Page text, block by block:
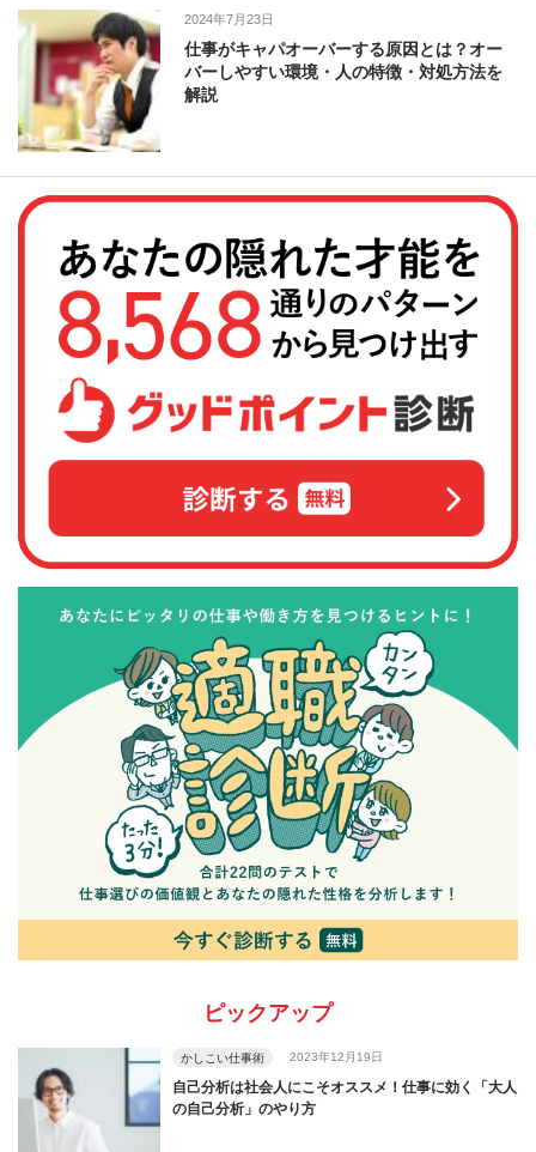
2024年7月23日
仕事がキャパオーバーする原因とは？オー
バーしやすい環境・人の特徴・対処方法を
解説
ピックアップ
かしこい仕事術 2023年12月19日
自己分析は社会人にこそオススメ！仕事に効く「大人
の自己分析」のやり方